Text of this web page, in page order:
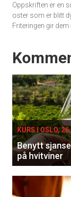
Oppskriften er en
oster som er blitt
Friteringen gir dem
Events
KURS I OSLO,
Benytt
på hvitviner